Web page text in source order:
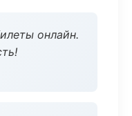
онлайн.